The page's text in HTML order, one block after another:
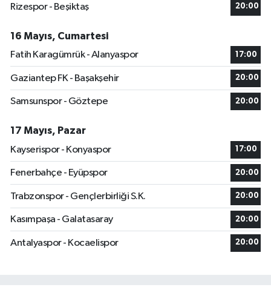
Rizespor - Beşiktaş
20:00
16 Mayıs, Cumartesi
Fatih Karagümrük - Alanyaspor
17:00
Gaziantep FK - Başakşehir 20:00
Samsunspor - Göztepe 20:00
17 Mayıs, Pazar
Kayserispor - Konyaspor
17:00
Fenerbahçe - Eyüpspor 20:00
Trabzonspor - Gençlerbirliği S.K. 20:00
Kasımpaşa - Galatasaray 20:00
Antalyaspor - Kocaelispor 20:00